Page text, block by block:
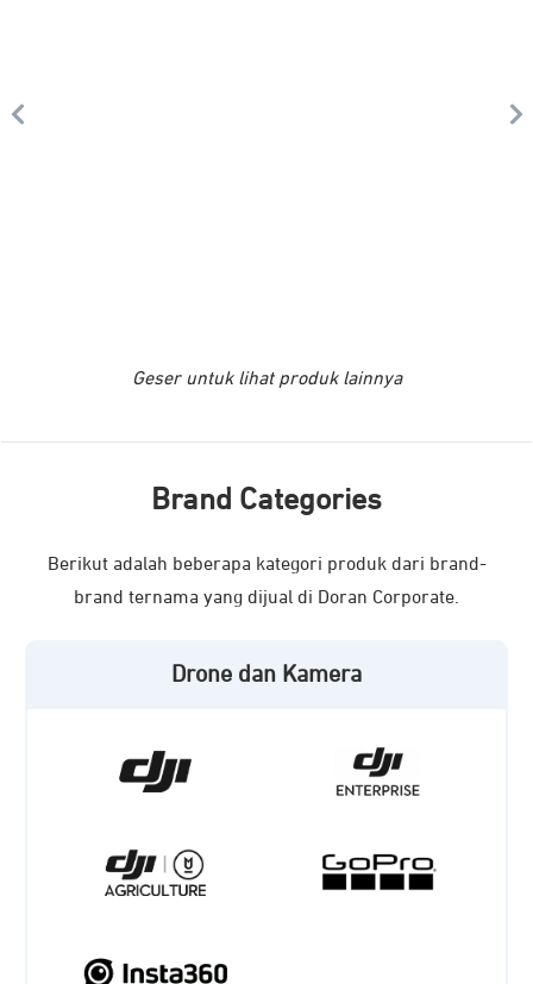
Geser untuk lihat produk lainnya
Brand Categories
Berikut adalah beberapa kategori produk dari brand-
brand ternama yang dijual di Doran Corporate.
Drone dan Kamera